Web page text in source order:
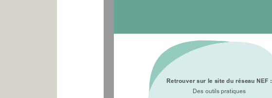
Retrouver sur le site du réseau NEF :
Des outils pratiques